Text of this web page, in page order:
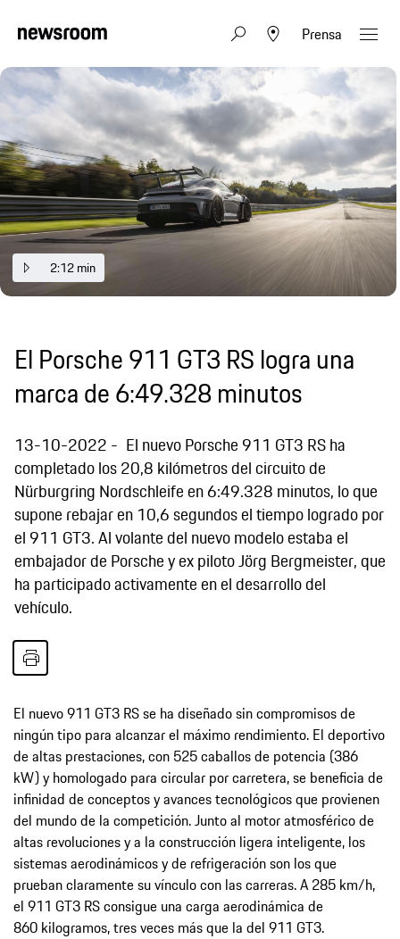
Prensa
2:12 min
El Porsche 911 GT3 RS logra una
marca de 6:49.328 minutos
13-10-2022
El nuevo Porsche 911 GT3 RS ha
completado los 20,8 kilómetros del circuito de
Nürburgring Nordschleife en 6:49.328 minutos, lo que
supone rebajar en 10,6 segundos el tiempo logrado por
el 911 GT3. Al volante del nuevo modelo estaba el
embajador de Porsche y ex piloto Jörg Bergmeister, que
ha participado activamente en el desarrollo del
vehículo.
El nuevo 911 GT3 RS se ha diseñado sin compromisos de
ningún tipo para alcanzar el máximo rendimiento. El deportivo
de altas prestaciones, con 525 caballos de potencia (386
kW) y homologado para circular por carretera, se beneficia de
infinidad de conceptos y avances tecnológicos que provienen
del mundo de la competición. Junto al motor atmosférico de
altas revoluciones y a la construcción ligera inteligente, los
sistemas aerodinámicos y de refrigeración son los que
prueban claramente su vínculo con las carreras. A 285 km/h,
el 911 GT3 RS consigue una carga aerodinámica de
860 kilogramos, tres veces más que la del 911 GT3.